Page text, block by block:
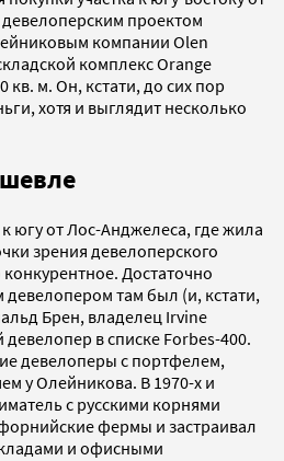
проектом
компании Olen
комплекс Orange
м. Он, кстати, до сих пор
хотя и выглядит несколько
от Лос-Анджелеса, где жила
зрения девелоперского
Достаточно
девелопером там был (и, кстати,
Брен, владелец Irvine
в списке Forbes-400.
девелоперы с портфелем,
у Олейникова. В 1970-х и
с русскими корнями
фермы и застраивал
и офисными